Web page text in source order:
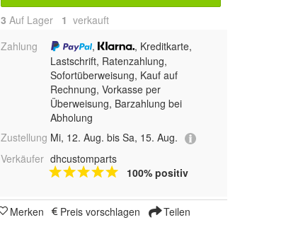
3 Auf Lager 1 verkauft
Zahlung
,
, Kreditkarte,
Lastschrift, Ratenzahlung,
Sofortüberweisung, Kauf auf
Rechnung, Vorkasse per
Überweisung, Barzahlung bei
Abholung
Zustellung Mi, 12. Aug. bis Sa, 15. Aug.
Verkäufer dhcustomparts
100% positiv
Merken Preis vorschlagen Teilen